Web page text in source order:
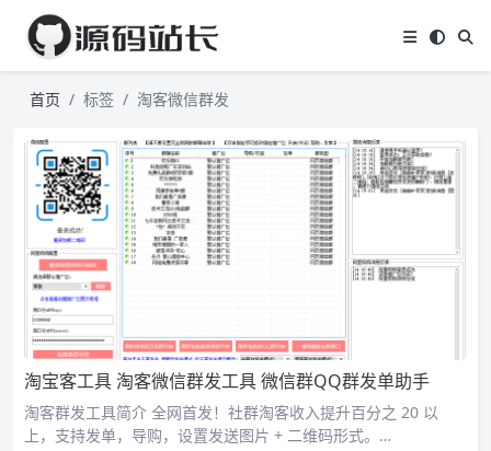
首页 标签 淘客微信群发
淘宝客工具 淘客微信群发工具 微信群QQ群发单助手
淘客群发工具简介 全网首发！社群淘客收入提升百分之 20 以
上，支持发单，导购，设置发送图片 + 二维码形式。…